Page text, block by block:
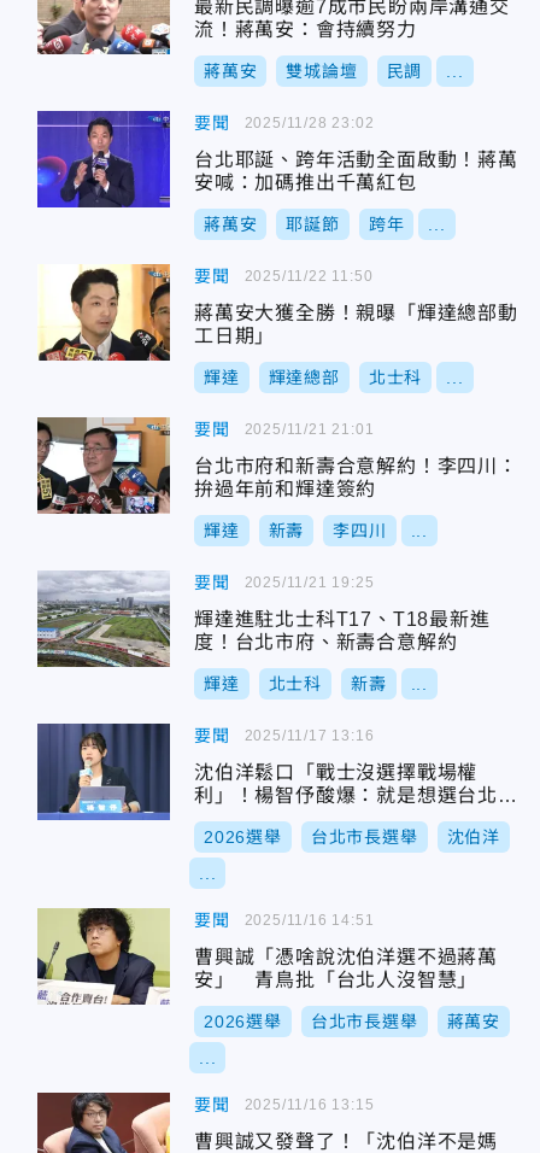
最新民調曝逾7成市民盼兩岸溝通交
流！蔣萬安：會持續努力
蔣萬安 雙城論壇 民調
要聞
台北耶誕、跨年活動全面啟動！蔣萬
安喊：加碼推出千萬紅包
蔣萬安 耶誕節 跨年
2025/11/28 23:02
要聞
蔣萬安大獲全勝！親曝「輝達總部動
工日期」
輝達 輝達總部 北士科
2025/11/22 11:50
要聞
台北市府和新壽合意解約！李四川：
拚過年前和輝達簽約
輝達 新壽 李四川
2025/11/21 21:01
要聞
輝達進駐北士科T17、T18最新進
度！台北市府、新壽合意解約
輝達 北士科 新壽
2025/11/21 19:25
要聞
沈伯洋鬆口「戰士沒選擇戰場權
利」！楊智伃酸爆：就是想選台北市
長
2026選舉 台北市長選舉 沈伯洋
2025/11/17 13:16
要聞
曹興誠「憑啥說沈伯洋選不過蔣萬
安」 青鳥批「台北人沒智慧」
2026選舉 台北市長選舉 蔣萬安
2025/11/16 14:51
要聞
曹興誠又發聲了！「沈伯洋不是媽
2025/11/16 13:15